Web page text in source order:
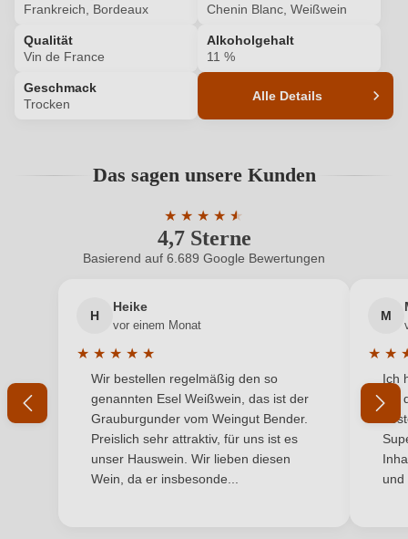
ANMELDEN
Frankreich, Bordeaux
Chenin Blanc, Weißwein
Qualität
Vin de France
Alkoholgehalt
11 %
Geschmack
Trocken
Alle Details
Alkoholgehalt in %
Ja
Bio-Kontrollstelle FR-BIO-01
Bio-Kontrollstelle Shop DE-ÖKO-060
Trocken
Das sagen unsere Kunden
4,7 Sterne
★ ★ ★ ★ ★
★
Durchschnittliche Bewertung von 4.7
Basierend auf 6.689 Google Bewertungen
H
Heike
vor einem Monat
★ ★ ★ ★ ★
Durchschnittliche Bewertung von 5 von 5 Sternen
Wir bestellen regelmäßig den so
genannten Esel Weißwein, das ist der
Grauburgunder vom Weingut Bender.
Preislich sehr attraktiv, für uns ist es
unser Hauswein. Wir lieben diesen
Wein, da er insbesonde...
M
★ ★
Ich
mit
und